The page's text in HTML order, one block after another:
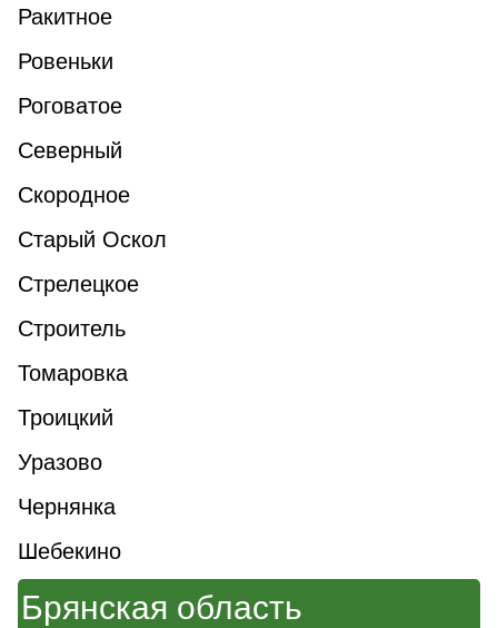
Ракитное
Ровеньки
Роговатое
Северный
Скородное
Старый Оскол
Стрелецкое
Строитель
Томаровка
Троицкий
Уразово
Чернянка
Шебекино
Брянская область